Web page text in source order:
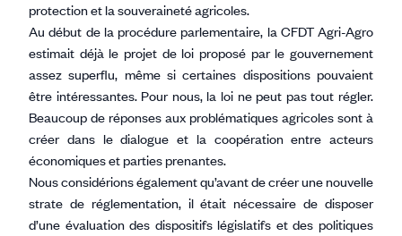
protection et la souveraineté agricoles.
Au début de la procédure parlementaire, la CFDT Agri-Agro
estimait déjà le projet de loi proposé par le gouvernement
assez superflu, même si certaines dispositions pouvaient
être intéressantes. Pour nous, la loi ne peut pas tout régler.
Beaucoup de réponses aux problématiques agricoles sont à
créer dans le dialogue et la coopération entre acteurs
économiques et parties prenantes.
Nous considérions également qu’avant de créer une nouvelle
strate de réglementation, il était nécessaire de disposer
d’une évaluation des dispositifs législatifs et des politiques